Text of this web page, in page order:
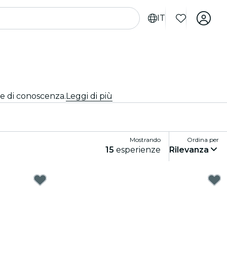
IT
di conoscenza.Leggi di più
Mostrando
15 esperienze
Ordina per
Rilevanza